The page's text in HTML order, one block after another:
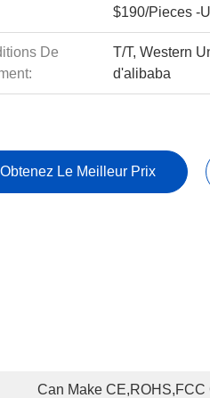
$190/Pieces -
De
T/T, Western
d'alibaba
Obtenez Le Meilleur Prix
Can Make CE,ROHS,FCC